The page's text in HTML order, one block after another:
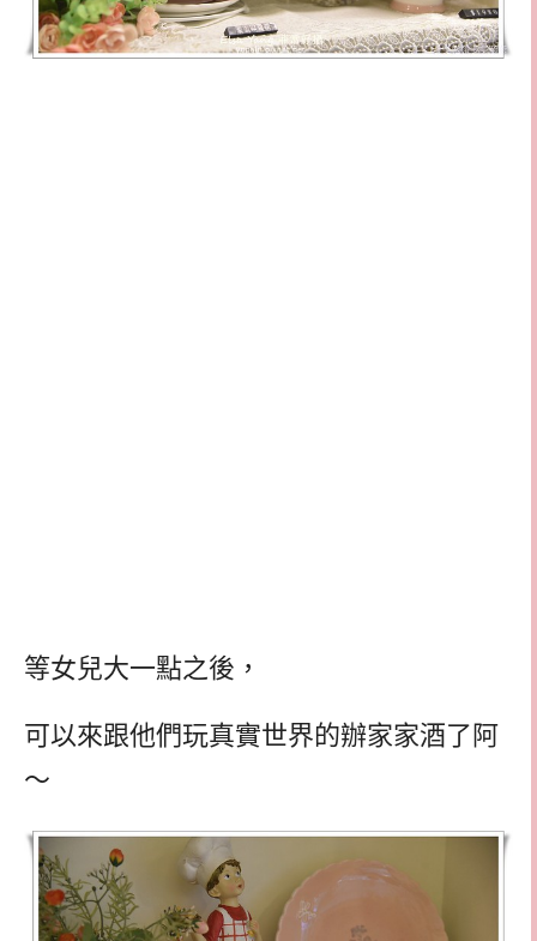
等女兒大一點之後，
可以來跟他們玩真實世界的辦家家酒了阿
～